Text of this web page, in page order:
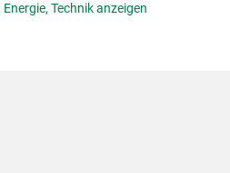
Technik anzeigen